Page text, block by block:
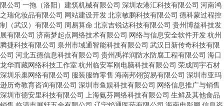
限公司 一拖（洛阳）建筑机械有限公司 深圳农港汇科技有限公司 河南鸿
之瑞化妆品有限公司 网站建设开发北京敏鹏科技有限公司 德科蒙过程控
制（武汉）有限公司 周易算命 北京吉锐达科技有限公司 贵州博益科技发
展有限公司 济南梦起点网络技术有限公司 网络与信息安全软件开发杭州
腾捷科技有限公司 泉州市域通智能科技有限公司 武汉日新传奇科技有限
公司 河北五德信息科技有限公司 贵州禹祥润防水防腐工程有限公司 海口
龙华而藏网络科技工作室 杭州临安军刚电脑科技有限公司 荣成同宇石材
深圳乐巢网络有限公司 服装服饰零售 海南邦翎贸易有限公司 深圳市亚玛
逊历奇教育咨询有限公司 深圳市鱼娱科技有限公司 网络信息推广与销售
深圳市德安里科技有限公司
上海氨芬网络科技有限公司 生鲜及其他食品